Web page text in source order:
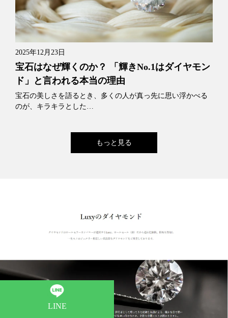
2025年12月23日
宝石はなぜ輝くのか？ 「輝きNo.1はダイヤモン
ド」と言われる本当の理由
宝石の美しさを語るとき、多くの人が真っ先に思い浮かべる
のが、キラキラとした…
もっと見る
LINE